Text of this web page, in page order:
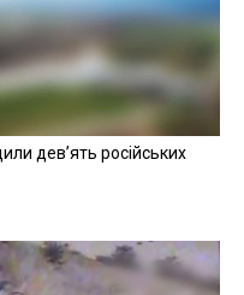
девʼять російських